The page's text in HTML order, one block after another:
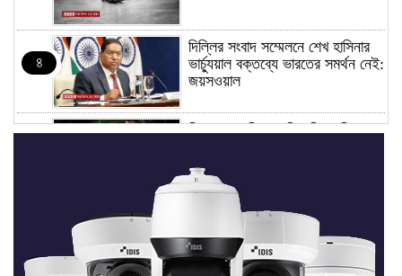
৪
দিল্লির সংবাদ সম্মেলনে শেখ হাসিনার
ভার্চ্যুয়াল বক্তব্যে ভারতের সমর্থন নেই:
জয়সওয়াল
কিশোরগঞ্জে নিজস্ব ফিসারির পানিতে
সভাপতি ফাহিম, সম্পাদক ফয়সাল:
তাড়াইলে ছাত্র অধিকার পরিষদের
আংশিক কমিটি অনুমোদন